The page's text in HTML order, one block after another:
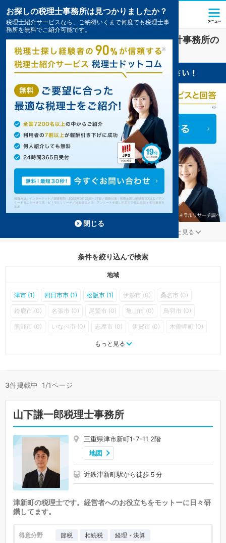
ファンド業界に強い三重県の税理士・会計事務所の
一覧3件掲載中
もっと見る
条件を絞り込んで検索
地域
津市 (1) 四日市市 (1) 松阪市 (1) 伊勢市 (0) 桑名市 (0)
鈴鹿市 (0) 名張市 (0) 尾鷲市 (0) 亀山市 (0) 鳥羽市 (0)
熊野市 (0) いなべ市 (0) 志摩市 (0) 伊賀市 (0) 木曽岬町 (0)
朝日町 (0) 川越町 (0)
もっと見る
3件掲載中 1/1ページ
山下謙一郎税理士事務所
三重県津市新町1-7-11 2階
地図
近鉄津新町駅から徒歩５分
津新町の税理士です。経営者へのお役立ちをモットーに日々研
鑽してます。
得意分野 節税 相続税 経理・決算
お探しの税理士事務所は見つかりましたか？
税理士紹介サービスなら、ご納得いくまで何度でも税理士事
務所を無料でご紹介可能です。
閉じる